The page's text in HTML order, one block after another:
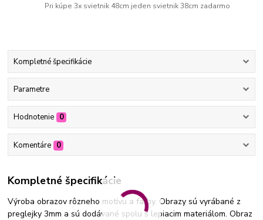
Pri kúpe 3x svietnik 48cm jeden svietnik 38cm zadarmo
Kompletné špecifikácie
Parametre
Hodnotenie 0
Komentáre 0
Kompletné špecifikácie
Výroba obrazov rôzneho motívu a farby. Obrazy sú vyrábané z
preglejky 3mm a sú dodávané spolu s lepiacim materiálom. Obraz